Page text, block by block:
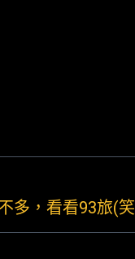
多，看看93旅(笑